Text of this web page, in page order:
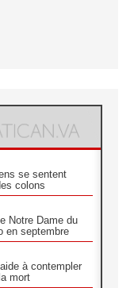
se sentent
colons
Notre Dame du
en septembre
à contempler
mort